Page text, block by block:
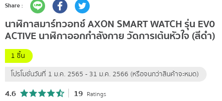
Share :
นาฬิกาสมาร์ทวอทช์ AXON SMART WATCH รุ่น EV0
ACTIVE นาฬิกาออกกำลังกาย วัดการเต้นหัวใจ (สีดำ)
1 ชิ้น
โปรโมชั่นวันที่ 1 ม.ค. 2565 - 31 ม.ค. 2566 (หรือจนกว่าสินค้าจะหมด)
4.6 19 Ratings